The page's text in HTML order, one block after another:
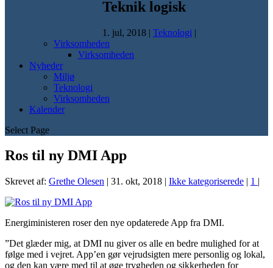
Teknik logisk
1. jul, 2018 | Teknologi |
Virksomheden
Virksomheden
Nyheder
Miljø
Teknologi
Virksomheden
Kalender
Select Page
Ros til ny DMI App
Skrevet af: Grethe Olesen | 31. okt, 2018 | Ikke kategoriserede | 1 |
Energiministeren roser den nye opdaterede App fra DMI.
”Det glæder mig, at DMI nu giver os alle en bedre mulighed for at
følge med i vejret. App’en gør vejrudsigten mere personlig og lokal,
og den kan være med til at øge trygheden og sikkerheden for